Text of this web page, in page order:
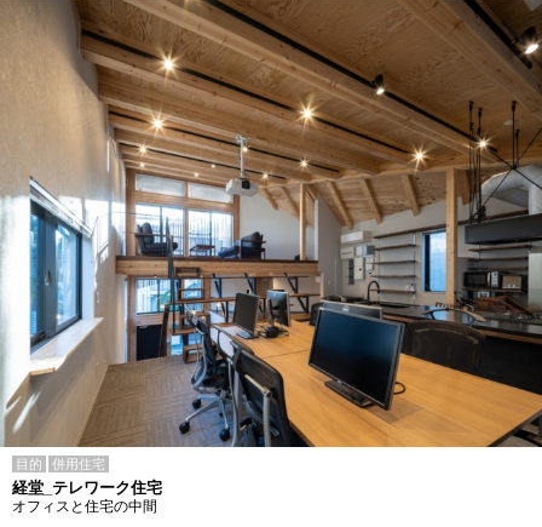
目的 併用住宅
経堂_テレワーク住宅
オフィスと住宅の中間